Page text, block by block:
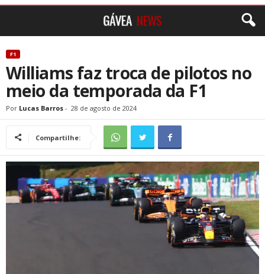
F1
Williams faz troca de pilotos no
meio da temporada da F1
Por Lucas Barros - 28 de agosto de 2024
Compartilhe: